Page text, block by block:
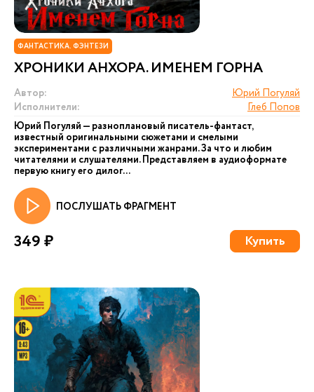
ФАНТАСТИКА. ФЭНТЕЗИ
ХРОНИКИ АНХОРА. ИМЕНЕМ ГОРНА
Автор:
Юрий Погуляй
Исполнители:
Глеб Попов
Юрий Погуляй — разноплановый писатель-фантаст,
известный оригинальными сюжетами и смелыми
экспериментами с различными жанрами. За что и любим
читателями и слушателями. Представляем в аудиоформате
первую книгу его дилог...
ПОСЛУШАТЬ ФРАГМЕНТ
349 ₽ Купить